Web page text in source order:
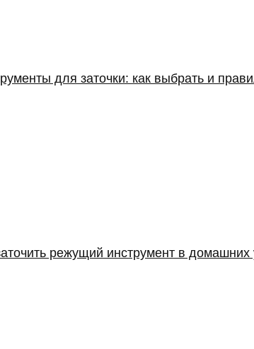
для заточки: как выбрать и
режущий инструмент в домашних